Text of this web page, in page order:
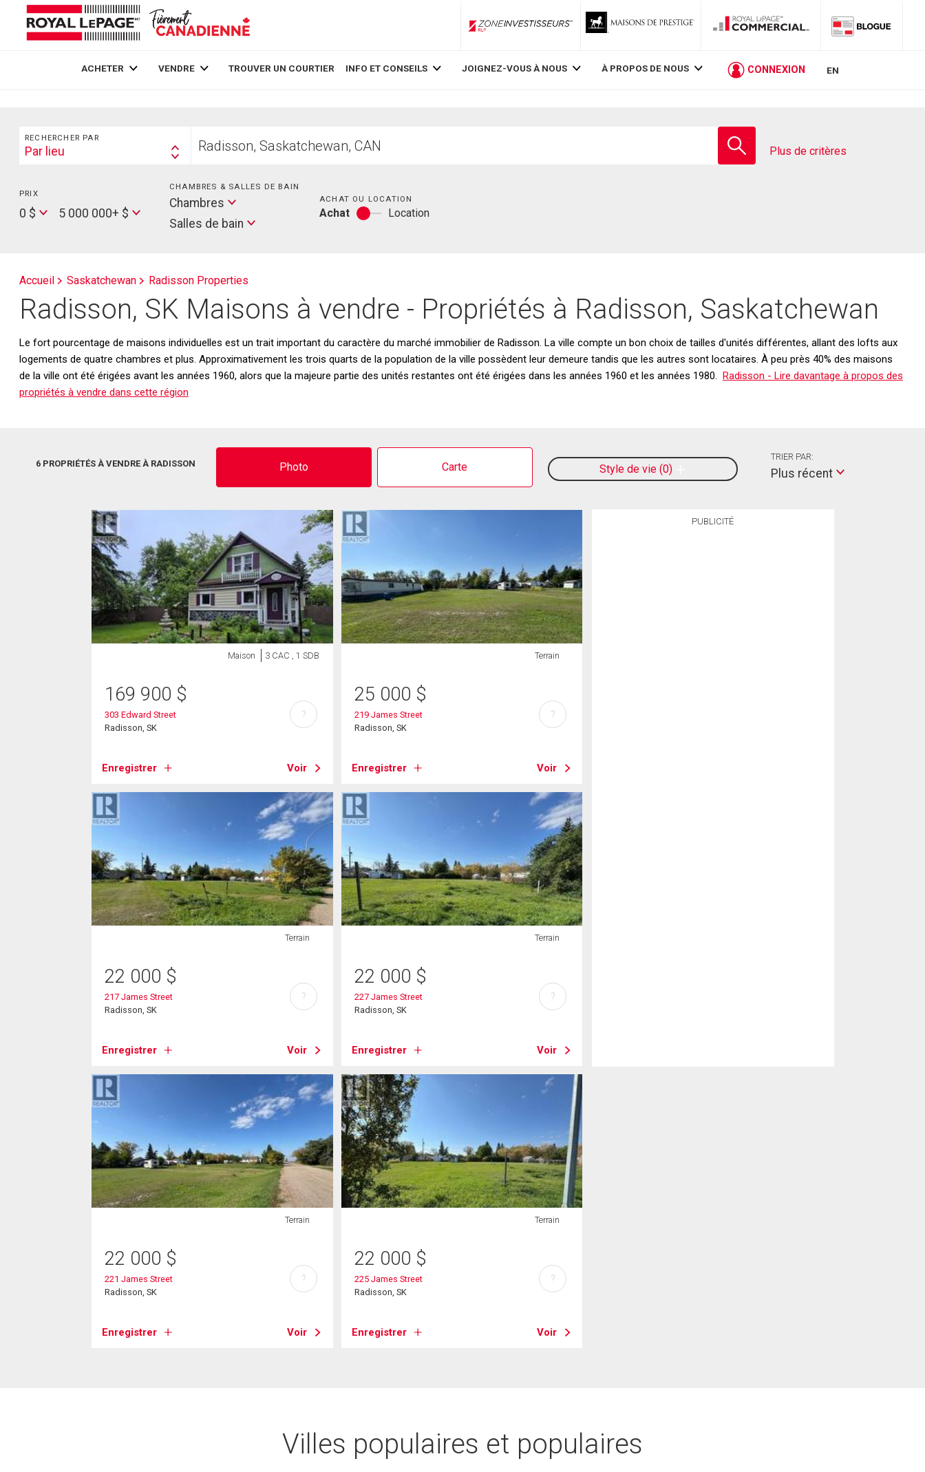
ZoneInvestisseurs RLP
ACHETER VENDRE TROUVER UN COURTIER INFO ET CONSEILS JOIGNEZ-VOUS À NOUS À PROPOS DE NOUS CONNEXION EN
Rechercher
RECHERCHER PAR
Search
Par lieu
votre
Plus de critères
PRIX
Price
0 $
Max
5 000 000+ $
CHAMBRES & SALLES DE BAIN
Chambres
bain
Salles de bain
ACHAT OU LOCATION
Achat
Achat
Location
Accueil Saskatchewan Radisson Properties
Radisson, SK Maisons à vendre - Propriétés à Radisson, Saskatchewan
Le fort pourcentage de maisons individuelles est un trait important du caractère du marché immobilier de Radisson. La ville compte un bon choix de tailles d'unités différentes, allant des lofts aux
logements de quatre chambres et plus. Approximativement les trois quarts de la population de la ville possèdent leur demeure tandis que les autres sont locataires. À peu près 40% des maisons
de la ville ont été érigées avant les années 1960, alors que la majeure partie des unités restantes ont été érigées dans les années 1960 et les années 1980.
Radisson - Lire davantage à propos des
propriétés à vendre dans cette région
6 PROPRIÉTÉS À VENDRE À RADISSON Photo Carte Style de vie 0
TRIER PAR:
Plus récent
PUBLICITÉ
Maison 3 CAC , 1 SDB
169 900 $
303 Edward Street
Radisson, SK
Enregistrer Voir
?
Terrain
25 000 $
219 James Street
Radisson, SK
Enregistrer Voir
?
Terrain
22 000 $
217 James Street
Radisson, SK
Enregistrer Voir
?
Terrain
22 000 $
227 James Street
Radisson, SK
Enregistrer Voir
?
Terrain
22 000 $
221 James Street
Radisson, SK
Enregistrer Voir
?
Terrain
22 000 $
225 James Street
Radisson, SK
Enregistrer Voir
?
Villes populaires et populaires